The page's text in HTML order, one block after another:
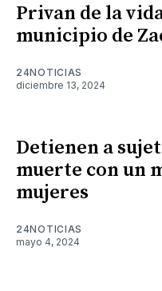
Privan de la
municipio de
24NOTICIAS
diciembre 13, 2024
Detienen a
muerte con un
mujeres
24NOTICIAS
mayo 4, 2024